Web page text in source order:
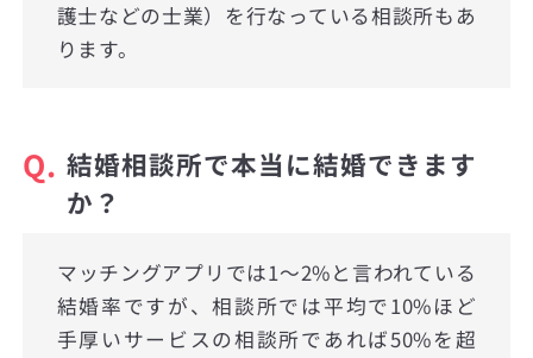
護士などの士業）を行なっている相談所もあ
ります。
Q. 結婚相談所で本当に結婚できます
か？
マッチングアプリでは1〜2%と言われている
結婚率ですが、相談所では平均で10%ほど
手厚いサービスの相談所であれば50%を超